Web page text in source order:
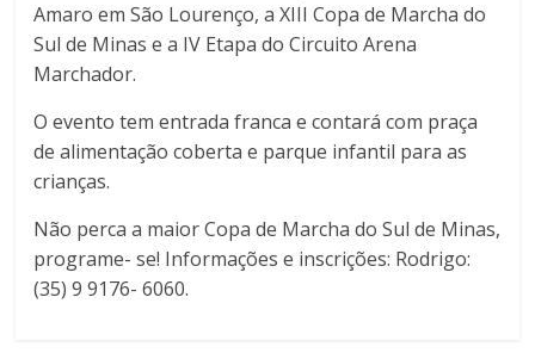
Amaro em São Lourenço, a XIII Copa de Marcha do
Sul de Minas e a IV Etapa do Circuito Arena
Marchador.
O evento tem entrada franca e contará com praça
de alimentação coberta e parque infantil para as
crianças.
Não perca a maior Copa de Marcha do Sul de Minas,
programe- se! Informações e inscrições: Rodrigo:
(35) 9 9176- 6060.